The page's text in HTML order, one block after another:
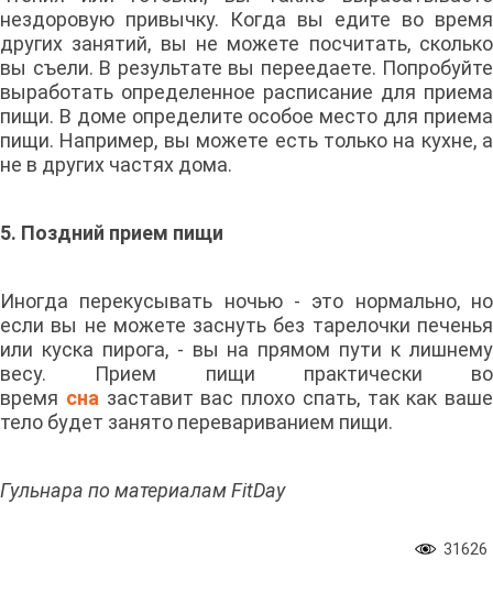
нездоровую привычку. Когда вы едите во время
других занятий, вы не можете посчитать, сколько
вы съели. В результате вы переедаете. Попробуйте
выработать определенное расписание для приема
пищи. В доме определите особое место для приема
пищи. Например, вы можете есть только на кухне, а
не в других частях дома.
5. Поздний прием пищи
Иногда перекусывать ночью - это нормально, но
если вы не можете заснуть без тарелочки печенья
или куска пирога, - вы на прямом пути к лишнему
весу. Прием пищи практически во
время сназаставит вас плохо спать, так как ваше
тело будет занято перевариванием пищи.
Гульнара по материалам FitDay
31626